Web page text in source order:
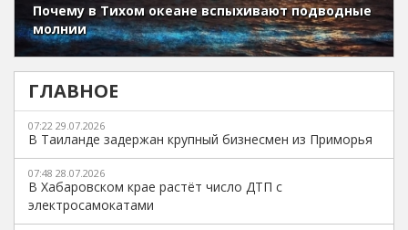
Почему в Тихом океане вспыхивают подводные
молнии
ГЛАВНОЕ
07:22 29.07.2026
В Таиланде задержан крупный бизнесмен из Приморья
07:48 28.07.2026
В Хабаровском крае растёт число ДТП с
электросамокатами